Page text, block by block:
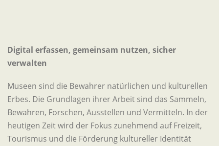
Digital erfassen, gemeinsam nutzen, sicher
verwalten
Museen sind die Bewahrer natürlichen und kulturellen
Erbes. Die Grundlagen ihrer Arbeit sind das Sammeln,
Bewahren, Forschen, Ausstellen und Vermitteln. In der
heutigen Zeit wird der Fokus zunehmend auf Freizeit,
Tourismus und die Förderung kultureller Identität